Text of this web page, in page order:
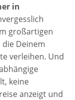
in
großartigen
Deinem
verleihen. Und
keine
anzeigt und